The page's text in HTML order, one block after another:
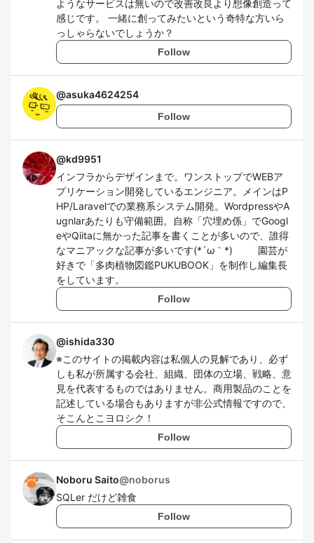
ようなサービスは無いので改善改良より想像創造って
感じです。 一緒に創ってみたいという奇特な方いら
っしゃらないでしょうか？
Follow
@asuka4624254
Follow
@kd9951
インフラからデザインまで。ワンストップでWEBア
プリケーション開発しているエンジニア。メインはP
HP/Laravelでの業務系システム開発。WordpressやA
ugnlarあたりも守備範囲。自称「穴埋め係」でGoogl
eやQiitaに無かった記事を書くことが多いので、誰得
なマニアックな記事が多いです(*´ω｀*) 園芸が
好きで「多肉植物図鑑PUKUBOOK」を制作し編集長
をしています。
Follow
@ishida330
※このサイトの掲載内容は私個人の見解であり、必ず
しも私が所属する会社、組織、団体の立場、戦略、意
見を代表するものではありません。商用製品のことを
記述している場合もありますが非公式情報ですので、
そこんとこヨロシク！
Follow
Noboru Saito@noborus
SQLer だけど雑食
Follow